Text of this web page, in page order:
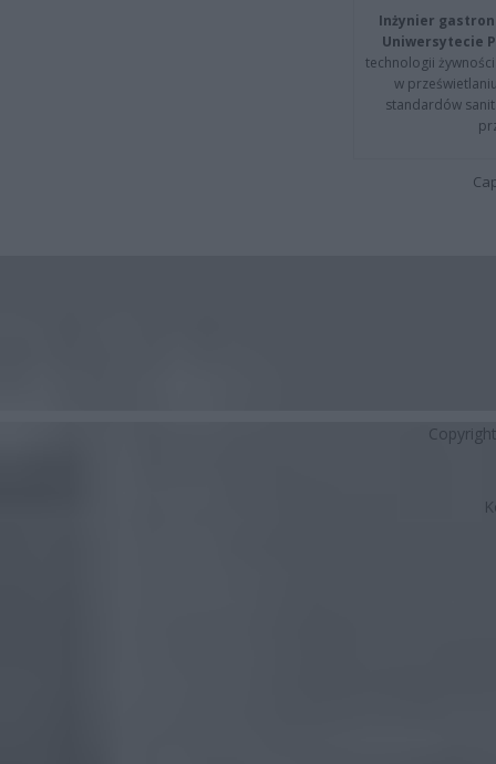
Inżynier
Uniwersytecie
technologii
w
standardów